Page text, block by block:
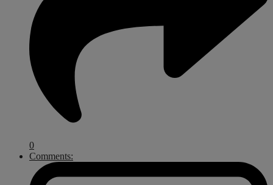
0
Comments: